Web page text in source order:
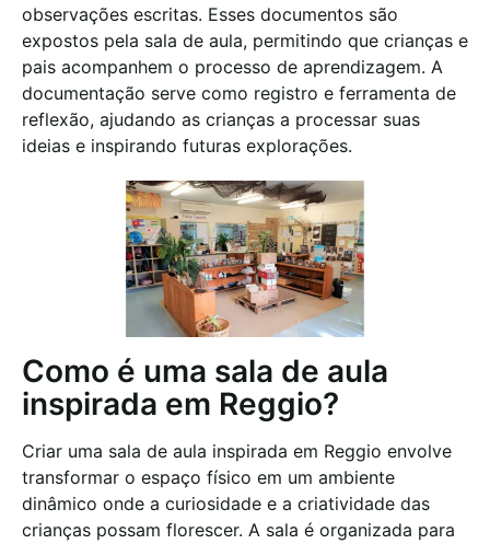
observações escritas. Esses documentos são
expostos pela sala de aula, permitindo que crianças e
pais acompanhem o processo de aprendizagem. A
documentação serve como registro e ferramenta de
reflexão, ajudando as crianças a processar suas
ideias e inspirando futuras explorações.
Como é uma sala de aula
inspirada em Reggio?
Criar uma sala de aula inspirada em Reggio envolve
transformar o espaço físico em um ambiente
dinâmico onde a curiosidade e a criatividade das
crianças possam florescer. A sala é organizada para